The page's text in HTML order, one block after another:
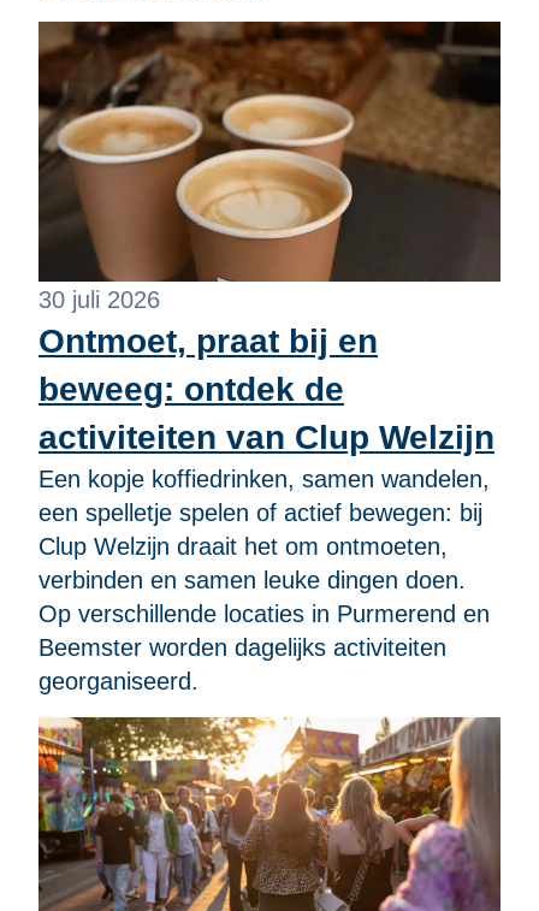
30 juli 2026
Ontmoet, praat bij en
beweeg: ontdek de
activiteiten van Clup Welzijn
Een kopje koffiedrinken, samen wandelen,
een spelletje spelen of actief bewegen: bij
Clup Welzijn draait het om ontmoeten,
verbinden en samen leuke dingen doen.
Op verschillende locaties in Purmerend en
Beemster worden dagelijks activiteiten
georganiseerd.